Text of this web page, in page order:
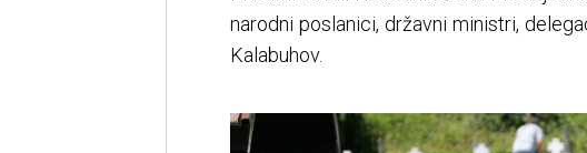
narodni poslanici, državni ministri,
Kalabuhov.